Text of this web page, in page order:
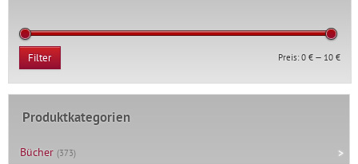
Min.
Max.
Filter Preis:0 € — 10 €
Produktkategorien
Bücher (373)